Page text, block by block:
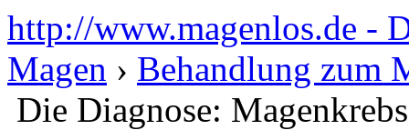
http://www.magenlos.de -
Magen › Behandlung zum
Die Diagnose: Magenkrebs